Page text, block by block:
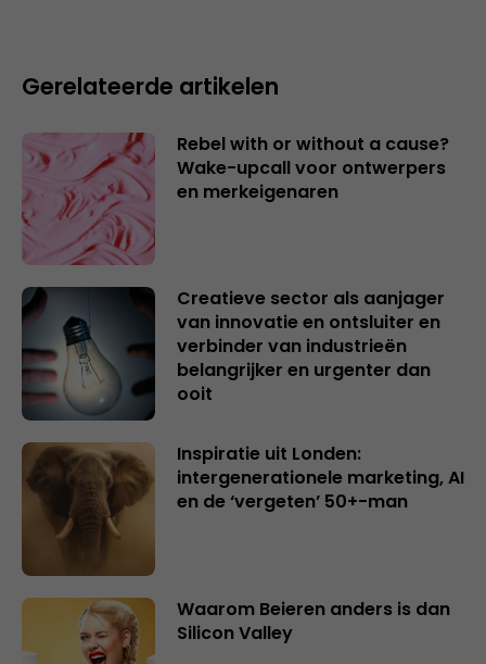
Gerelateerde artikelen
Rebel with or without a cause?
Wake-upcall voor ontwerpers
en merkeigenaren
Creatieve sector als aanjager
van innovatie en ontsluiter en
verbinder van industrieën
belangrijker en urgenter dan
ooit
Inspiratie uit Londen:
intergenerationele marketing, AI
en de ‘vergeten’ 50+-man
Waarom Beieren anders is dan
Silicon Valley